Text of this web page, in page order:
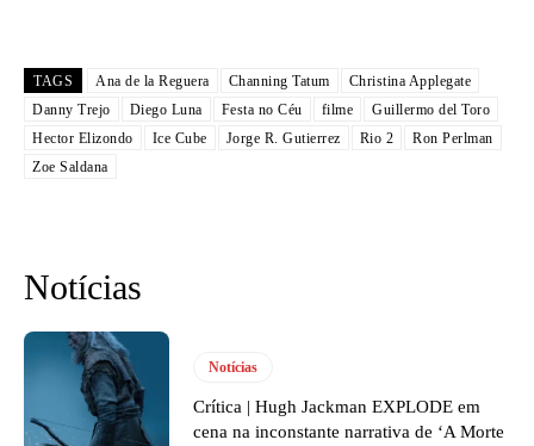
TAGS Ana de la Reguera Channing Tatum
Christina Applegate
Danny Trejo
Diego Luna Festa no Céu filme
Guillermo del Toro
Hector Elizondo
Ice Cube Jorge R. Gutierrez Rio 2
Ron Perlman
Zoe Saldana
Notícias
Notícias
Crítica | Hugh Jackman EXPLODE em
cena na inconstante narrativa de ‘A Morte